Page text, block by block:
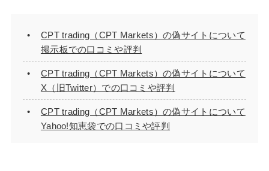
CPT trading（CPT Markets）の偽サイトについて
掲示板での口コミや評判
CPT trading（CPT Markets）の偽サイトについて
X（旧Twitter）での口コミや評判
CPT trading（CPT Markets）の偽サイトについて
Yahoo!知恵袋での口コミや評判